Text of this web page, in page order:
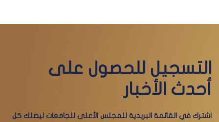
التسجيل للحصول على
أحدث الأخبار
اشترك في القائمة البريدية للمجلس الأعلى للجامعات ليصلك كل